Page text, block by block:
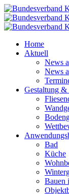
Zum
Inhalt
springen
Home
Aktuell
News
News
Gestaltung &
Bad
Küche
Bauen